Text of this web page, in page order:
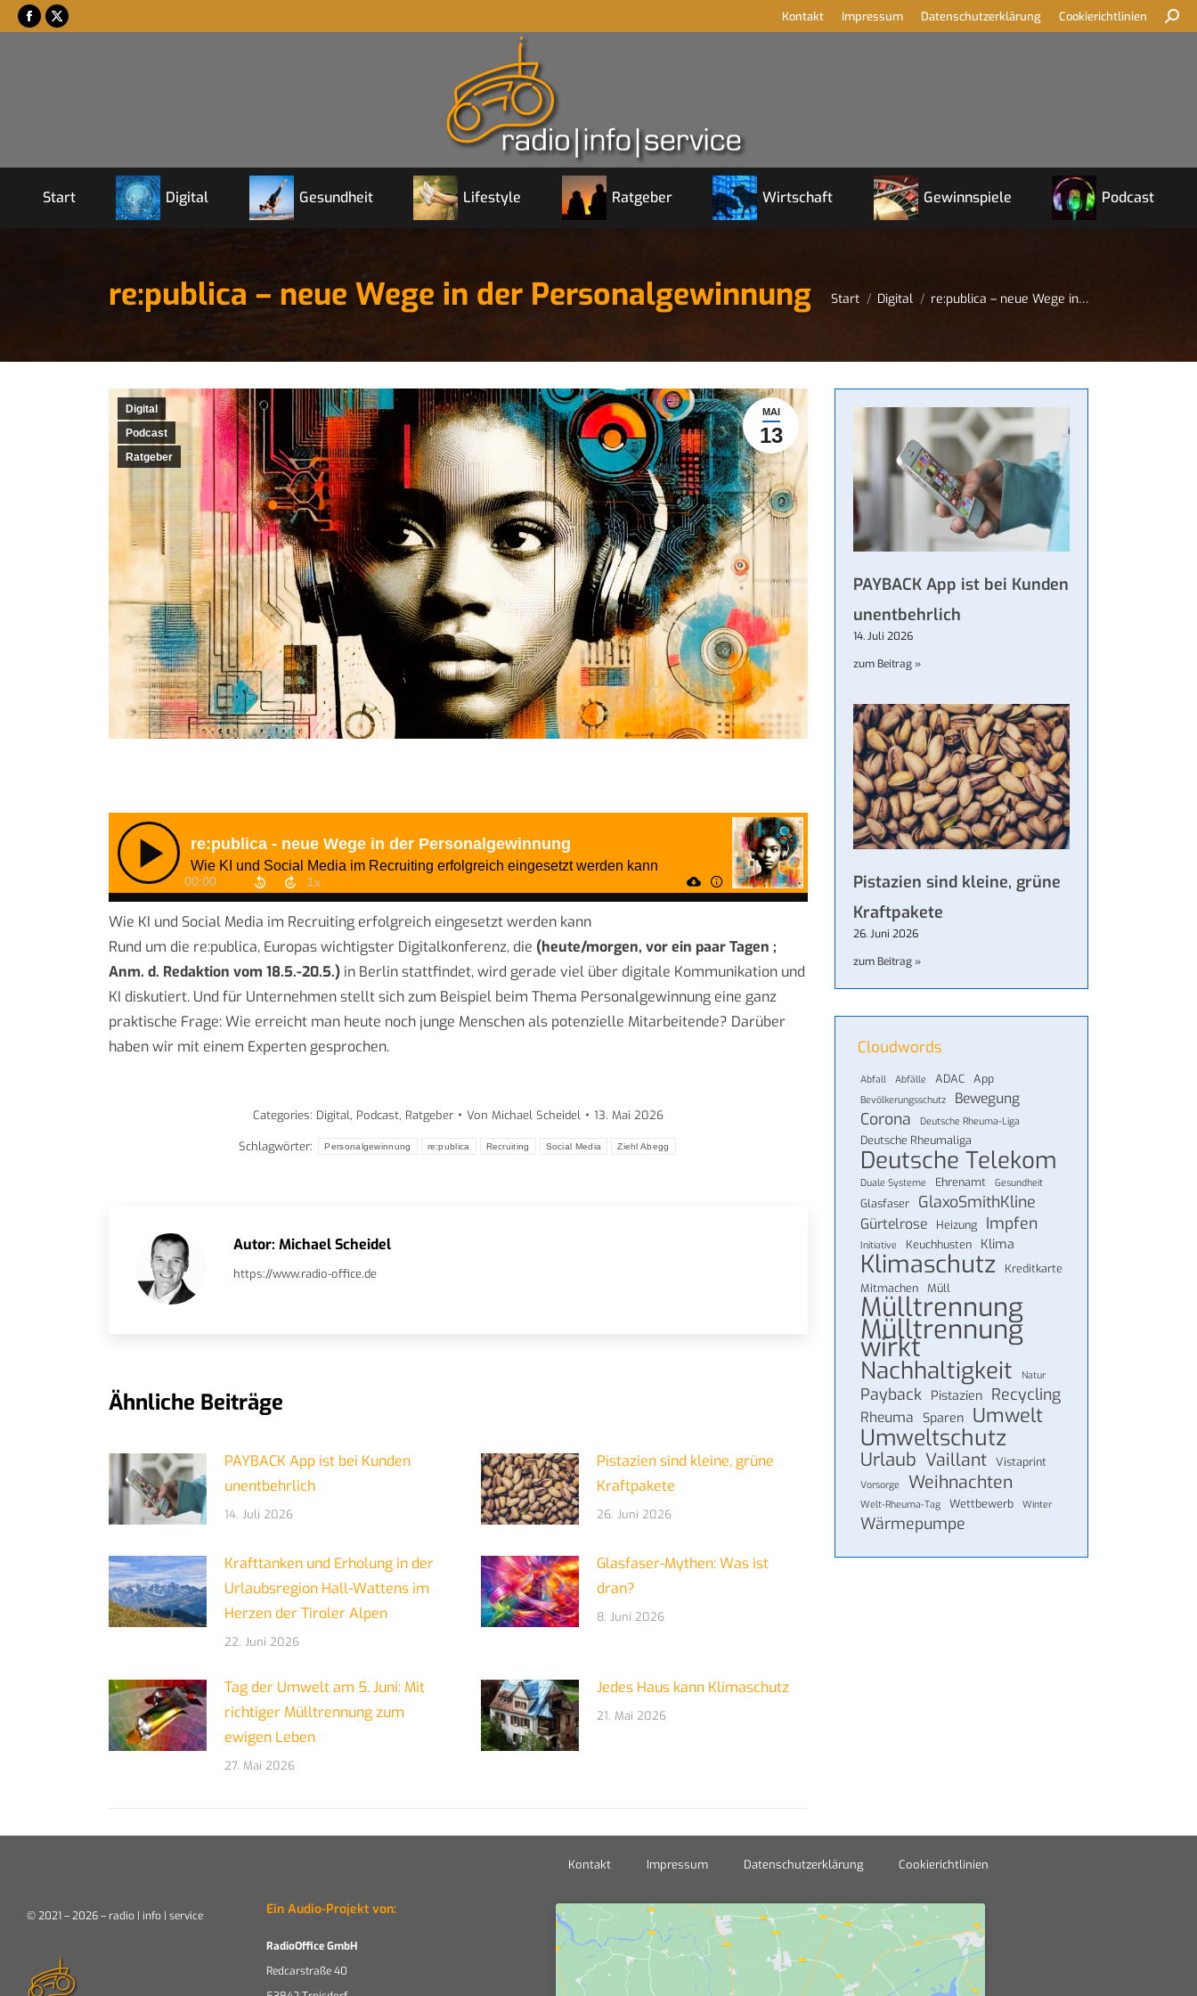
Kontakt Impressum Datenschutzerklärung Cookierichtlinien
Start Digital Gesundheit Lifestyle Ratgeber Wirtschaft Gewinnspiele Podcast
re:publica – neue Wege in der Personalgewinnung Sie befinden sich hier:
Start Digital re:publica – neue Wege in…
MAI
13
Digital
Podcast
Ratgeber
Wie KI und Social Media im Recruiting erfolgreich eingesetzt werden kann
Rund um die re:publica, Europas wichtigster Digitalkonferenz, die (heute/morgen, vor ein paar Tagen ;
Anm. d. Redaktion vom 18.5.-20.5.) in Berlin stattfindet, wird gerade viel über digitale Kommunikation und
KI diskutiert. Und für Unternehmen stellt sich zum Beispiel beim Thema Personalgewinnung eine ganz
praktische Frage: Wie erreicht man heute noch junge Menschen als potenzielle Mitarbeitende? Darüber
haben wir mit einem Experten gesprochen.
Categories: Digital, Podcast, Ratgeber Von Michael Scheidel 13. Mai 2026
Schlagwörter: Personalgewinnung re:publica Recruiting Social Media Ziehl Abegg
Autor: Michael Scheidel
https://www.radio-office.de
Ähnliche Beiträge
PAYBACK App ist bei Kunden
unentbehrlich
14. Juli 2026
Pistazien sind kleine, grüne
Kraftpakete
26. Juni 2026
Krafttanken und Erholung in der
Urlaubsregion Hall-Wattens im
Herzen der Tiroler Alpen
22. Juni 2026
Glasfaser-Mythen: Was ist
dran?
8. Juni 2026
Tag der Umwelt am 5. Juni: Mit
richtiger Mülltrennung zum
ewigen Leben
27. Mai 2026
Jedes Haus kann Klimaschutz
21. Mai 2026
PAYBACK App ist bei Kunden
unentbehrlich
14. Juli 2026
zum Beitrag »
Pistazien sind kleine, grüne
Kraftpakete
26. Juni 2026
zum Beitrag »
Cloudwords
Abfall Abfälle ADAC App
Bevölkerungsschutz Bewegung
Corona Deutsche Rheuma-Liga
Deutsche Rheumaliga
Deutsche Telekom
Duale Systeme Ehrenamt Gesundheit
Glasfaser GlaxoSmithKline
Gürtelrose Heizung Impfen
Initiative Keuchhusten Klima
Klimaschutz
Kreditkarte
Mitmachen Müll
Mülltrennung
Mülltrennung
wirkt
Nachhaltigkeit Natur
Payback Pistazien Recycling
Rheuma Sparen Umwelt
Umweltschutz
Urlaub Vaillant Vistaprint
Vorsorge Weihnachten
Welt-Rheuma-Tag Wettbewerb Winter
Wärmepumpe
Kontakt Impressum Datenschutzerklärung Cookierichtlinien
© 2021 – 2026 – radio | info | service Ein Audio-Projekt von:
RadioOffice GmbH
Redcarstraße 40